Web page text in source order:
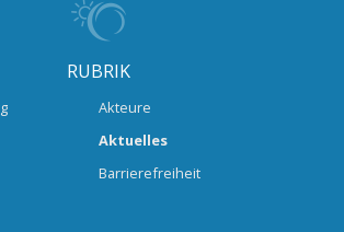
RUBRIK
Akteure
Aktuelles
Barrierefreiheit